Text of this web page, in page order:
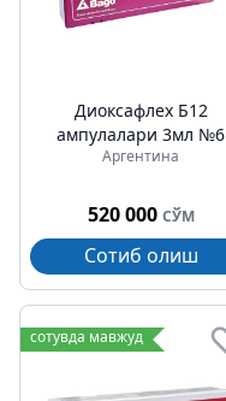
Диоксафлех Б12
ампулалари 3мл №6
Аргентина
520 000 СЎМ
Сотиб олиш
сотувда мавжуд